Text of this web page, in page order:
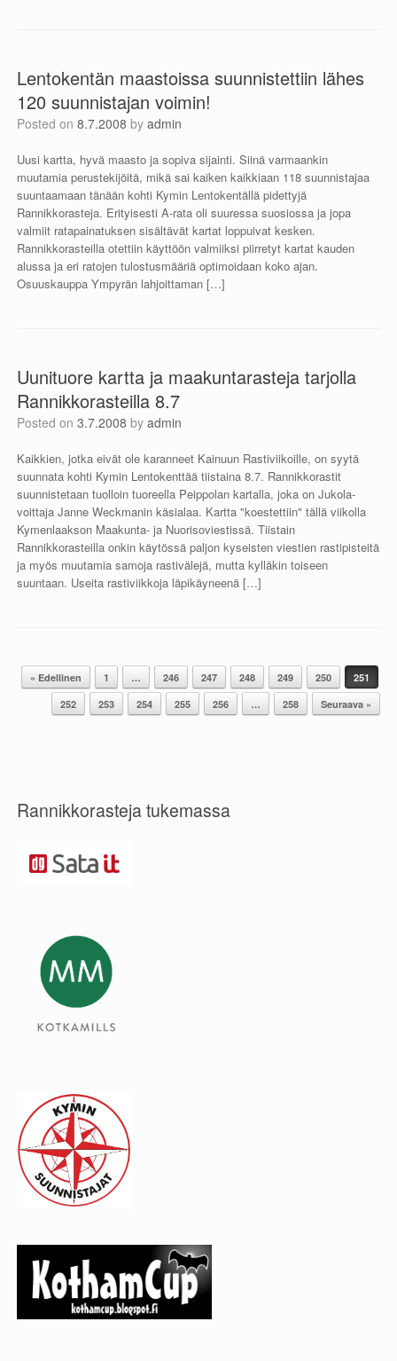
Lentokentän maastoissa suunnistettiin lähes
120 suunnistajan voimin!
Posted on 8.7.2008 by admin
Uusi kartta, hyvä maasto ja sopiva sijainti. Siinä varmaankin
muutamia perustekijöitä, mikä sai kaiken kaikkiaan 118 suunnistajaa
suuntaamaan tänään kohti Kymin Lentokentällä pidettyjä
Rannikkorasteja. Erityisesti A-rata oli suuressa suosiossa ja jopa
valmiit ratapainatuksen sisältävät kartat loppuivat kesken.
Rannikkorasteilla otettiin käyttöön valmiiksi piirretyt kartat kauden
alussa ja eri ratojen tulostusmääriä optimoidaan koko ajan.
Osuuskauppa Ympyrän lahjoittaman […]
Uunituore kartta ja maakuntarasteja tarjolla
Rannikkorasteilla 8.7
Posted on 3.7.2008 by admin
Kaikkien, jotka eivät ole karanneet Kainuun Rastiviikoille, on syytä
suunnata kohti Kymin Lentokenttää tiistaina 8.7. Rannikkorastit
suunnistetaan tuolloin tuoreella Peippolan kartalla, joka on Jukola-
voittaja Janne Weckmanin käsialaa. Kartta "koestettiin" tällä viikolla
Kymenlaakson Maakunta- ja Nuorisoviestissä. Tiistain
Rannikkorasteilla onkin käytössä paljon kyseisten viestien rastipisteitä
ja myös muutamia samoja rastivälejä, mutta kylläkin toiseen
suuntaan. Useita rastiviikkoja läpikäyneenä […]
Post navigation
« Edellinen 1 … 246 247 248 249 250
251
252
253 254 255 256 … 258 Seuraava »
Rannikkorasteja tukemassa